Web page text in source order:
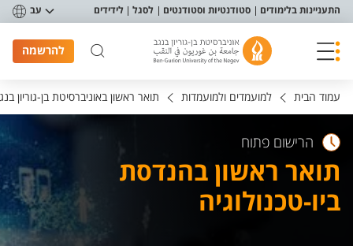
תפריט נגישות
התעניינות בלימודים סטודנטיות וסטודנטים לסגל לידידים עב
להרשמה
עמוד הבית למועמדים ולמועמדות תואר ראשון באוניברסיטת בן-גוריון
הרישום פתוח
תואר ראשון בהנדסת
ביו-טכנולוגיה